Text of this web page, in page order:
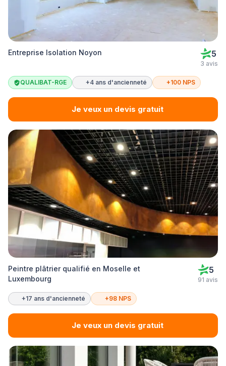
Entreprise Isolation Noyon 5
3 avis
QUALIBAT-RGE +4 ans d'ancienneté +100 NPS
Je veux un devis gratuit
Peintre plâtrier qualifié en Moselle et
Luxembourg
5
91 avis
+17 ans d'ancienneté +98 NPS
Je veux un devis gratuit